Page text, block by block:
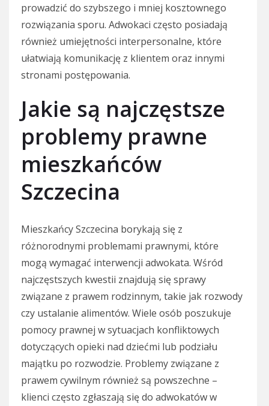
prowadzić do szybszego i mniej kosztownego
rozwiązania sporu. Adwokaci często posiadają
również umiejętności interpersonalne, które
ułatwiają komunikację z klientem oraz innymi
stronami postępowania.
Jakie są najczęstsze
problemy prawne
mieszkańców
Szczecina
Mieszkańcy Szczecina borykają się z
różnorodnymi problemami prawnymi, które
mogą wymagać interwencji adwokata. Wśród
najczęstszych kwestii znajdują się sprawy
związane z prawem rodzinnym, takie jak rozwody
czy ustalanie alimentów. Wiele osób poszukuje
pomocy prawnej w sytuacjach konfliktowych
dotyczących opieki nad dziećmi lub podziału
majątku po rozwodzie. Problemy związane z
prawem cywilnym również są powszechne –
klienci często zgłaszają się do adwokatów w